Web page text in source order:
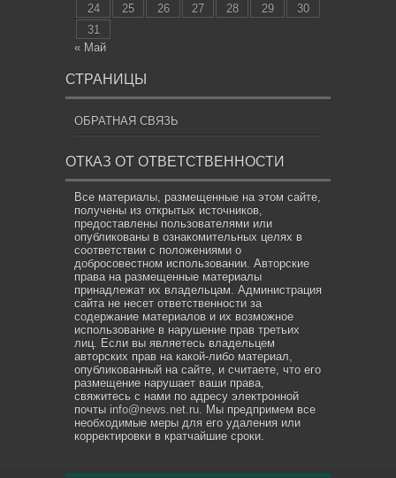
24
25 26 27 28 29
30
31
« Май
СТРАНИЦЫ
ОБРАТНАЯ СВЯЗЬ
ОТКАЗ ОТ ОТВЕТСТВЕННОСТИ
Все материалы, размещенные на этом сайте,
получены из открытых источников,
предоставлены пользователями или
опубликованы в ознакомительных целях в
соответствии с положениями о
добросовестном использовании. Авторские
права на размещенные материалы
принадлежат их владельцам. Администрация
сайта не несет ответственности за
содержание материалов и их возможное
использование в нарушение прав третьих
лиц. Если вы являетесь владельцем
авторских прав на какой-либо материал,
опубликованный на сайте, и считаете, что его
размещение нарушает ваши права,
свяжитесь с нами по адресу электронной
почты info@news.net.ru . Мы предпримем все
необходимые меры для его удаления или
корректировки в кратчайшие сроки.